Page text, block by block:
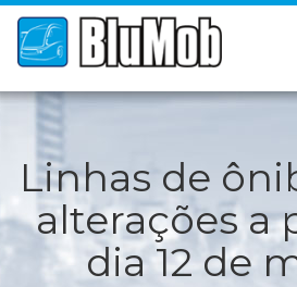
Linhas de
alterações a
dia 12 de